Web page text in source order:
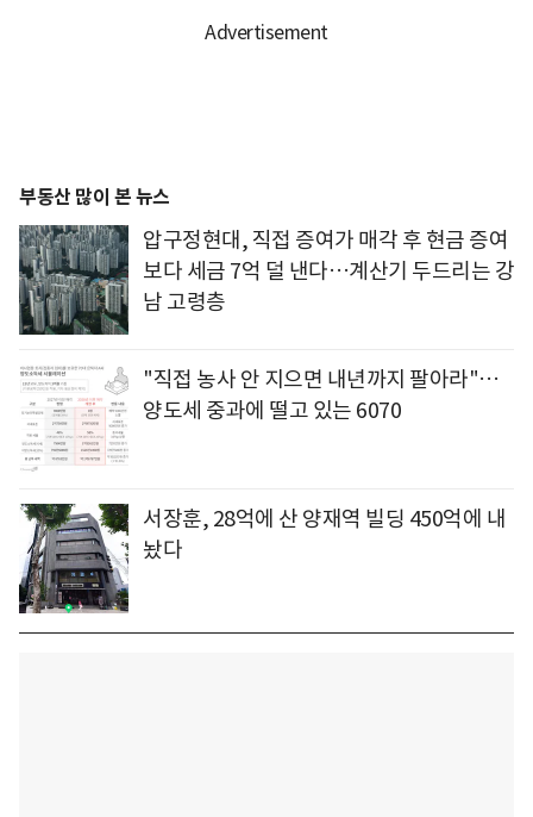
부동산 많이 본 뉴스
압구정현대, 직접 증여가 매각 후 현금 증여
보다 세금 7억 덜 낸다…계산기 두드리는 강
남 고령층
"직접 농사 안 지으면 내년까지 팔아라"…
양도세 중과에 떨고 있는 6070
서장훈, 28억에 산 양재역 빌딩 450억에 내
놨다